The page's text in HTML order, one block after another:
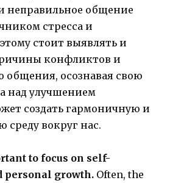
неправильное общение
стресса и
стоит выявлять и
конфликтов и
общения, осознавая свою
над улучшением
создать гармоничную и
вокруг нас.
to focus on self-
personal growth. Often, the